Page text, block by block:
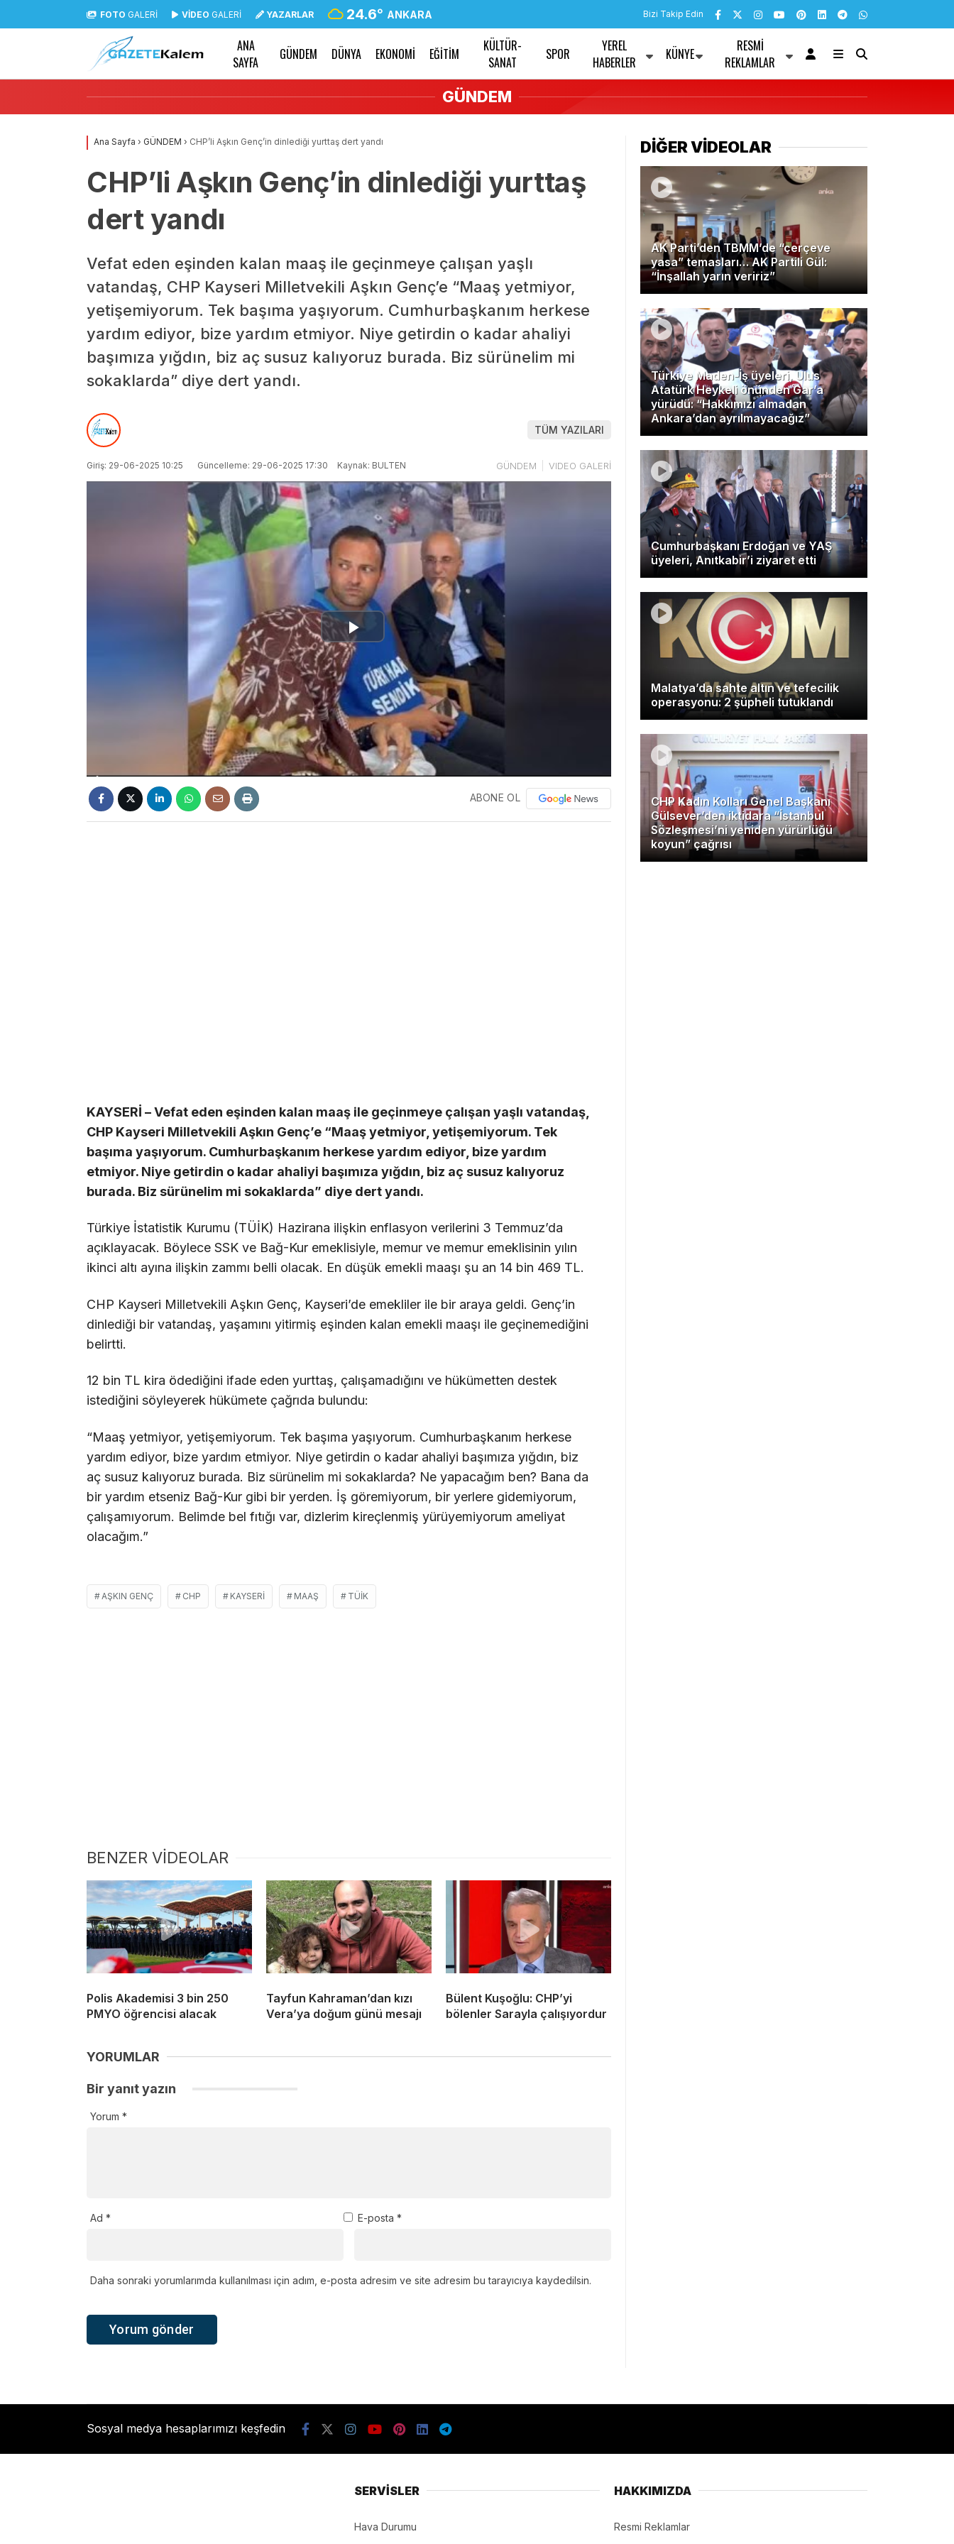
FOTO GALERİ VİDEO GALERİ YAZARLAR 24.6° ANKARA Bizi Takip Edin
ANA
SAYFA
GÜNDEM DÜNYA EKONOMİ EĞİTİM
KÜLTÜR-
SANAT
SPOR
YEREL
HABERLER
KÜNYE
RESMI
REKLAMLAR
GÜNDEM
Ana Sayfa › GÜNDEM › CHP’li Aşkın Genç’in dinlediği yurttaş dert yandı
CHP’li Aşkın Genç’in dinlediği yurttaş
dert yandı
Vefat eden eşinden kalan maaş ile geçinmeye çalışan yaşlı
vatandaş, CHP Kayseri Milletvekili Aşkın Genç’e “Maaş yetmiyor,
yetişemiyorum. Tek başıma yaşıyorum. Cumhurbaşkanım herkese
yardım ediyor, bize yardım etmiyor. Niye getirdin o kadar ahaliyi
başımıza yığdın, biz aç susuz kalıyoruz burada. Biz sürünelim mi
sokaklarda” diye dert yandı.
TÜM YAZILARI
Giriş: 29-06-2025 10:25 Güncelleme: 29-06-2025 17:30 Kaynak: BULTEN GÜNDEM VIDEO GALERİ
Play
Video
ABONE OL
KAYSERİ – Vefat eden eşinden kalan maaş ile geçinmeye çalışan yaşlı vatandaş,
CHP Kayseri Milletvekili Aşkın Genç’e “Maaş yetmiyor, yetişemiyorum. Tek
başıma yaşıyorum. Cumhurbaşkanım herkese yardım ediyor, bize yardım
etmiyor. Niye getirdin o kadar ahaliyi başımıza yığdın, biz aç susuz kalıyoruz
burada. Biz sürünelim mi sokaklarda” diye dert yandı.
Türkiye İstatistik Kurumu (TÜİK) Hazirana ilişkin enflasyon verilerini 3 Temmuz’da
açıklayacak. Böylece SSK ve Bağ-Kur emeklisiyle, memur ve memur emeklisinin yılın
ikinci altı ayına ilişkin zammı belli olacak. En düşük emekli maaşı şu an 14 bin 469 TL.
CHP Kayseri Milletvekili Aşkın Genç, Kayseri’de emekliler ile bir araya geldi. Genç’in
dinlediği bir vatandaş, yaşamını yitirmiş eşinden kalan emekli maaşı ile geçinemediğini
belirtti.
12 bin TL kira ödediğini ifade eden yurttaş, çalışamadığını ve hükümetten destek
istediğini söyleyerek hükümete çağrıda bulundu:
“Maaş yetmiyor, yetişemiyorum. Tek başıma yaşıyorum. Cumhurbaşkanım herkese
yardım ediyor, bize yardım etmiyor. Niye getirdin o kadar ahaliyi başımıza yığdın, biz
aç susuz kalıyoruz burada. Biz sürünelim mi sokaklarda? Ne yapacağım ben? Bana da
bir yardım etseniz Bağ-Kur gibi bir yerden. İş göremiyorum, bir yerlere gidemiyorum,
çalışamıyorum. Belimde bel fıtığı var, dizlerim kireçlenmiş yürüyemiyorum ameliyat
olacağım.”
AŞKIN GENÇ CHP KAYSERI MAAŞ TÜIK
BENZER VİDEOLAR
Polis Akademisi 3 bin 250
PMYO öğrencisi alacak
Tayfun Kahraman’dan kızı
Vera’ya doğum günü mesajı
Bülent Kuşoğlu: CHP’yi
bölenler Sarayla çalışıyordur
YORUMLAR
Bir yanıt yazın
Yorum *
Ad * E-posta *
Daha sonraki yorumlarımda kullanılması için adım, e-posta adresim ve site adresim bu tarayıcıya kaydedilsin.
DİĞER VİDEOLAR
AK Parti’den TBMM’de “çerçeve
yasa” temasları… AK Partili Gül:
“İnşallah yarın veririz”
Türkiye Maden-İş üyeleri, Ulus
Atatürk Heykeli önünden Gar’a
yürüdü: “Hakkımızı almadan
Ankara’dan ayrılmayacağız”
Cumhurbaşkanı Erdoğan ve YAŞ
üyeleri, Anıtkabir’i ziyaret etti
Malatya’da sahte altın ve tefecilik
operasyonu: 2 şüpheli tutuklandı
CHP Kadın Kolları Genel Başkanı
Gülsever’den iktidara “İstanbul
Sözleşmesi’ni yeniden yürürlüğü
koyun” çağrısı
Sosyal medya hesaplarımızı keşfedin
SERVİSLER
Hava Durumu
HAKKIMIZDA
Resmi Reklamlar